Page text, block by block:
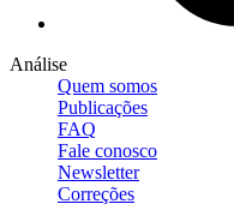
Análise
Quem somos
Publicações
FAQ
Fale conosco
Newsletter
Correções